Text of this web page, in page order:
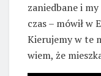
zaniedbane i
czas – mówił w
Kierujemy w te
wiem, że